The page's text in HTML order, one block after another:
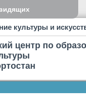
культуры и
центр по